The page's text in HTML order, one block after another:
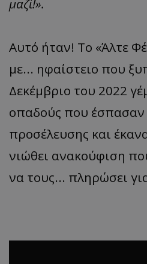
μαζί!».
Αυτό ήταν! Το «Άλτε
με... ηφαίστειο που
Δεκέμβριο του 2022
οπαδούς που έσπασαν
προσέλευσης και
νιώθει ανακούφιση
να τους... πληρώσει